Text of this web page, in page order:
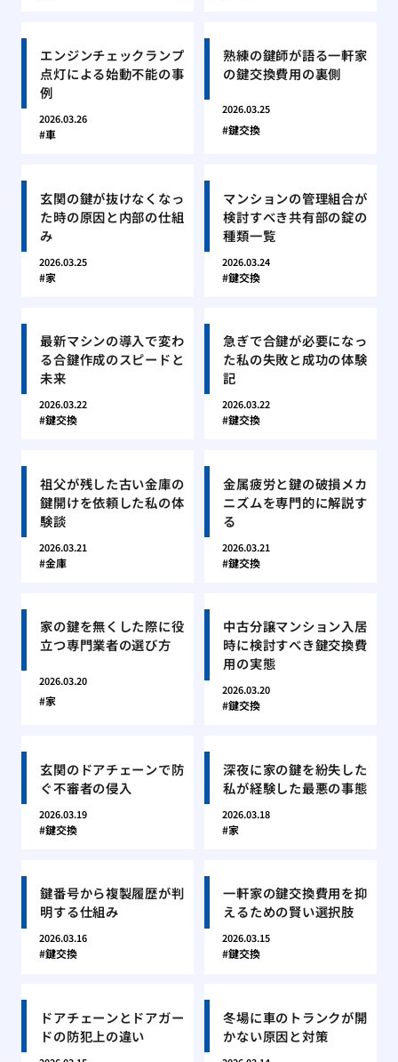
エンジンチェックランプ
点灯による始動不能の事
例
2026.03.26
車
熟練の鍵師が語る一軒家
の鍵交換費用の裏側
2026.03.25
鍵交換
玄関の鍵が抜けなくなっ
た時の原因と内部の仕組
み
2026.03.25
家
マンションの管理組合が
検討すべき共有部の錠の
種類一覧
2026.03.24
鍵交換
最新マシンの導入で変わ
る合鍵作成のスピードと
未来
2026.03.22
鍵交換
急ぎで合鍵が必要になっ
た私の失敗と成功の体験
記
2026.03.22
鍵交換
祖父が残した古い金庫の
鍵開けを依頼した私の体
験談
2026.03.21
金庫
金属疲労と鍵の破損メカ
ニズムを専門的に解説す
る
2026.03.21
鍵交換
家の鍵を無くした際に役
立つ専門業者の選び方
2026.03.20
家
中古分譲マンション入居
時に検討すべき鍵交換費
用の実態
2026.03.20
鍵交換
玄関のドアチェーンで防
ぐ不審者の侵入
2026.03.19
鍵交換
深夜に家の鍵を紛失した
私が経験した最悪の事態
2026.03.18
家
鍵番号から複製履歴が判
明する仕組み
2026.03.16
鍵交換
一軒家の鍵交換費用を抑
えるための賢い選択肢
2026.03.15
鍵交換
ドアチェーンとドアガー
ドの防犯上の違い
冬場に車のトランクが開
かない原因と対策